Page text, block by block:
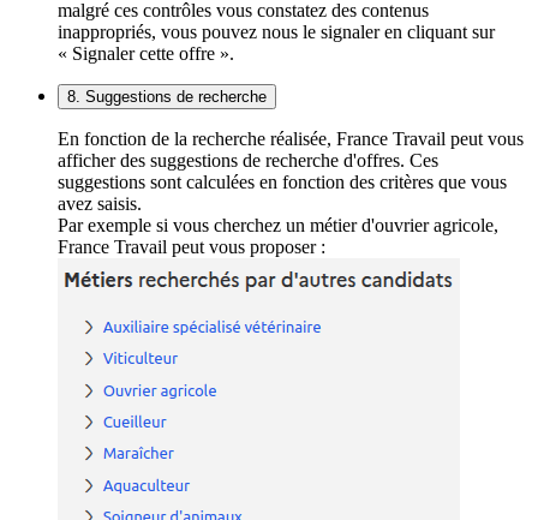
malgré ces contrôles vous constatez des contenus
inappropriés, vous pouvez nous le signaler en cliquant sur
« Signaler cette offre ».
8. Suggestions de recherche
En fonction de la recherche réalisée, France Travail peut vous
afficher des suggestions de recherche d'offres. Ces
suggestions sont calculées en fonction des critères que vous
avez saisis.
Par exemple si vous cherchez un métier d'ouvrier agricole,
France Travail peut vous proposer :